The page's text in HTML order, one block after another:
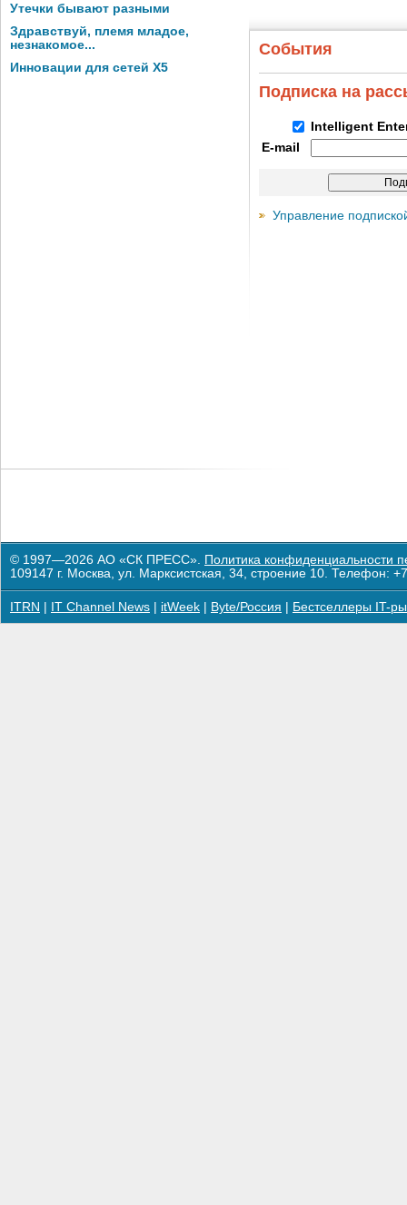
Утечки бывают разными
Здравствуй, племя младое,
незнакомое...
Инновации для сетей X5
События
Подписка на
Intelligent
E-mail
Управление
© 1997—2026 АО «СК ПРЕСС». Политика конфиденциальности
109147 г. Москва, ул. Марксистская, 34, строение 10. Телефон:
ITRN IT Channel News itWeek Byte/Россия Бестселлеры IT-